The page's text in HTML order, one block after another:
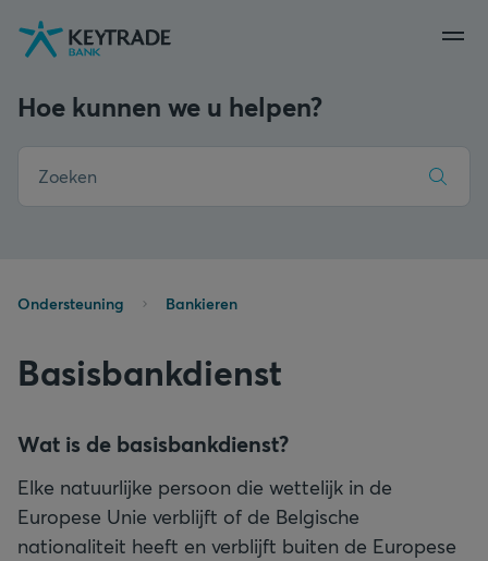
Naar
navigatie
Naar
aanmelden
Naar
inhoud
Hoe kunnen we u helpen?
Ondersteuning Bankieren
Basisbankdienst
Wat is de basisbankdienst?
Elke natuurlijke persoon die wettelijk in de
Europese Unie verblijft of de Belgische
nationaliteit heeft en verblijft buiten de Europese